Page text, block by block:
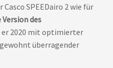
SPEEDairo 2 wie für
des
2020 mit optimierter
überragender